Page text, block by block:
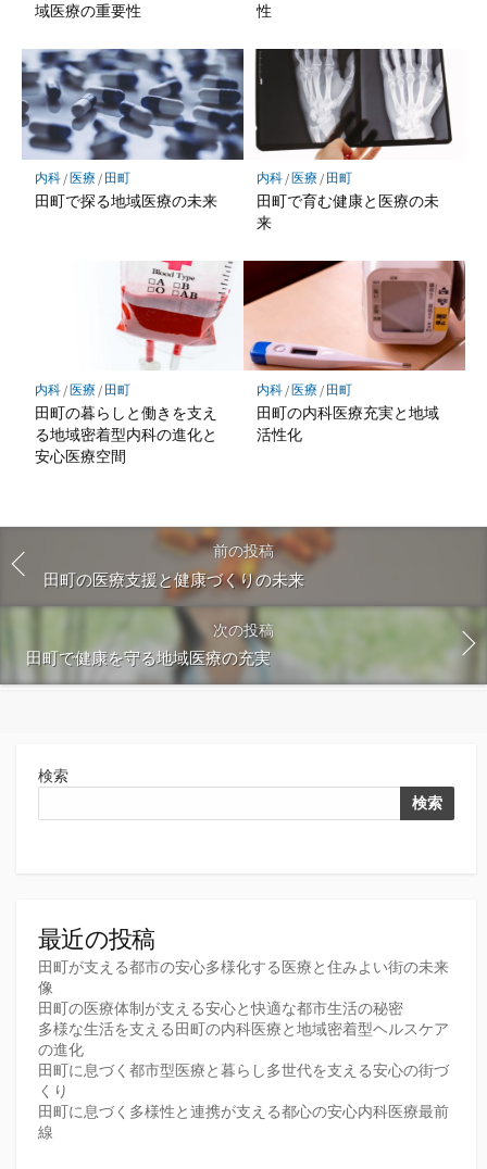
域医療の重要性
性
内科/医療/ 田町
田町で探る地域医療の未来
内科/医療/ 田町
田町で育む健康と医療の未
来
内科/医療/ 田町
田町の暮らしと働きを支え
る地域密着型内科の進化と
安心医療空間
内科/医療/ 田町
田町の内科医療充実と地域
活性化
前の投稿
田町の医療支援と健康づくりの未来
次の投稿
田町で健康を守る地域医療の充実
検索
検索
最近の投稿
田町が支える都市の安心多様化する医療と住みよい街の未来
像
田町の医療体制が支える安心と快適な都市生活の秘密
多様な生活を支える田町の内科医療と地域密着型ヘルスケア
の進化
田町に息づく都市型医療と暮らし多世代を支える安心の街づ
くり
田町に息づく多様性と連携が支える都心の安心内科医療最前
線